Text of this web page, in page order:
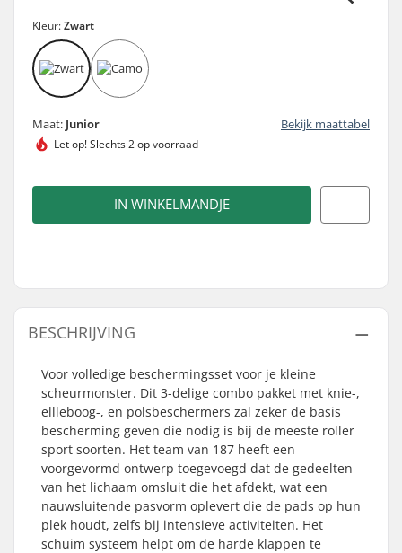
Kleur:Zwart
Maat: Junior Bekijk maattabel
Let op!Slechts 2 op voorraad
IN WINKELMANDJE
BESCHRIJVING
Voor volledige beschermingsset voor je kleine
scheurmonster. Dit 3-delige combo pakket met knie-,
ellleboog-, en polsbeschermers zal zeker de basis
bescherming geven die nodig is bij de meeste roller
sport soorten. Het team van 187 heeft een
voorgevormd ontwerp toegevoegd dat de gedeelten
van het lichaam omsluit die het afdekt, wat een
nauwsluitende pasvorm oplevert die de pads op hun
plek houdt, zelfs bij intensieve activiteiten. Het
schuim systeem helpt om de harde klappen te